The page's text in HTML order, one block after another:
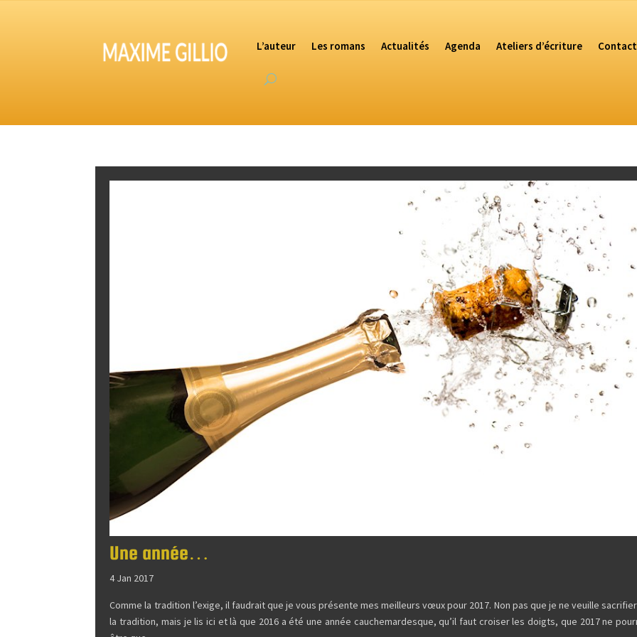
L’auteur Les romans Actualités Agenda Ateliers d’écriture Contact
Une année…
4 Jan 2017
Comme la tradition l’exige, il faudrait que je vous présente mes meilleurs vœux pour 2017. Non pas que je ne veuille
la tradition, mais je lis ici et là que 2016 a été une année cauchemardesque, qu’il faut croiser les doigts, que 2017 ne